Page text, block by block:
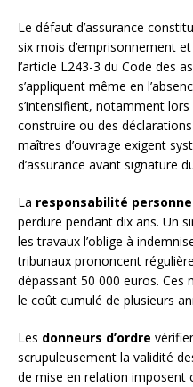
Le défaut d’assurance
six mois d’emprisonnement
l’article L243-3 du Code des
s’appliquent même en
s’intensifient, notamment
construire ou des
maîtres d’ouvrage exigent
d’assurance avant signature
La responsabilité
perdure pendant dix ans. Un
les travaux l’oblige à
tribunaux prononcent
dépassant 50 000 euros.
le coût cumulé de plusieurs
Les donneurs d’ordre
scrupuleusement la validité
de mise en relation